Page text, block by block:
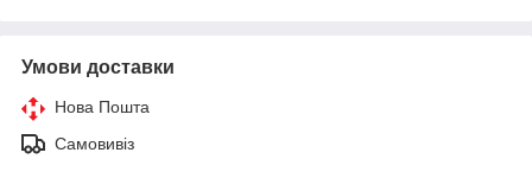
Умови доставки
Нова Пошта
Самовивіз